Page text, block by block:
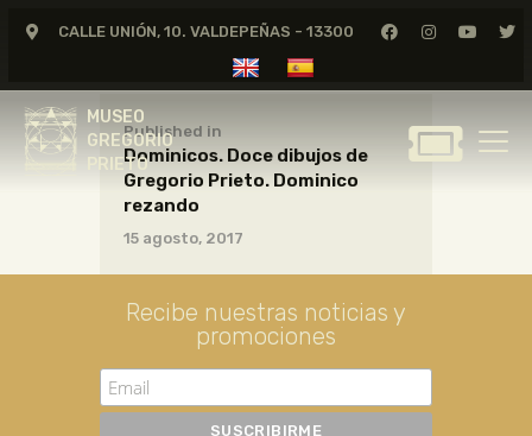
CALLE UNIÓN, 10. VALDEPEÑAS - 13300
MUSEO
GREGORIO
PRIETO
MUSEO
GREGORIO
GREGORIO PRIETO
MUSEO
ARCHIVO
CERTAMEN DE DIBUJO
FUNDACIÓN
TIENDA
NOTICIAS
Published in
Dominicos. Doce dibujos de
Gregorio Prieto. Dominico
rezando
15 agosto, 2017
Recibe nuestras noticias y
promociones